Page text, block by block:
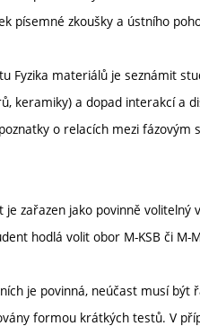
písemné zkoušky a ústního
Fyzika materiálů je seznámit
keramiky) a dopad interakcí a
o relacích mezi
je zařazen jako povinně volitelný
hodlá volit obor M-KSB či M-
je povinná, neúčast musí
formou krátkých testů. V